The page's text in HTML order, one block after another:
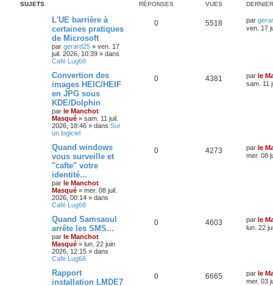
SUJETS RÉPONSES VUES
L'UE barrière à
certaines pratiques
de Microsoft
par gerard25 » ven. 17
juil. 2026, 10:39 » dans
Café Lug68
0 5518 par
ven. 17
Convertion des
images HEIC/HEIF
en JPG sous
KDE/Dolphin
par le Manchot
Masqué » sam. 11 juil.
2026, 18:46 » dans Sur
un logiciel
0 4381 par le
sam. 11
Quand windows
vous surveille et
"cafte" votre
identité...
par le Manchot
Masqué » mer. 08 juil.
2026, 00:14 » dans
Café Lug68
0 4273 par le
mer. 08
Quand Samsaoul
arrête les SMS...
par le Manchot
Masqué » lun. 22 juin
2026, 12:15 » dans
Café Lug68
0 4603 par le
lun. 22
Rapport
installation LMDE7
0 6665 par le
mer. 03